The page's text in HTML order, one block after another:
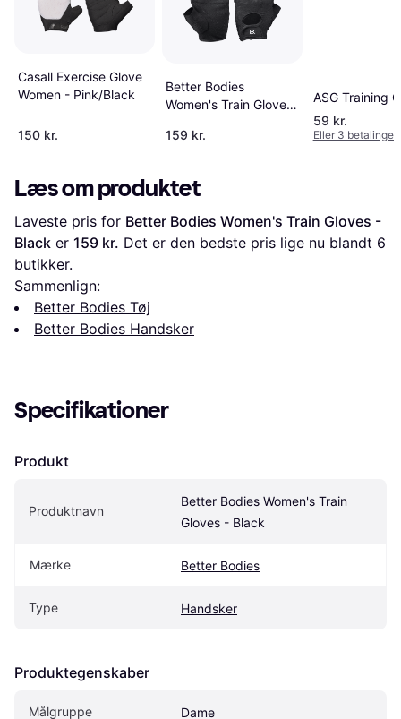
Casall Exercise Glove
Women - Pink/Black
150 kr.
Better Bodies
Women's Train Gloves
159 kr.
ASG Training
59 kr.
Eller 3 betalinger
Læs om produktet
Laveste pris for Better Bodies Women's Train Gloves -
Black er 159 kr. Det er den bedste pris lige nu blandt 6
butikker.
Sammenlign:
Better Bodies Tøj
Better Bodies Handsker
Specifikationer
Produkt
Produktnavn
Better Bodies Women's Train
Gloves - Black
Mærke Better Bodies
Type Handsker
Produktegenskaber
Målgruppe Dame